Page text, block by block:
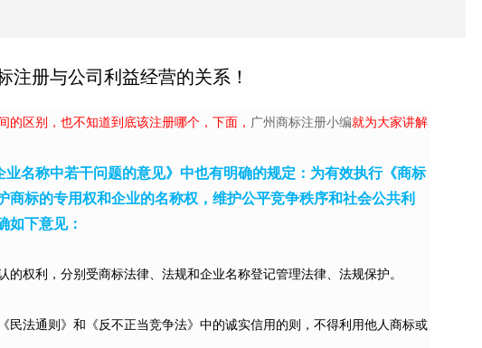
注册与公司利益经营的关系！
区别，也不知道到底该注册哪个，下面， 广州商标注册小编就为大家讲解
名称中若干问题的意见》中也有明确的规定：为有效执行《商标
标的专用权和企业的名称权，维护公平竞争秩序和社会公共利
如下意见：
权利，分别受商标法律、法规和企业名称登记管理法律、法规保护。
民法通则》和《反不正当竞争法》中的诚实信用的则，不得利用他人商标或